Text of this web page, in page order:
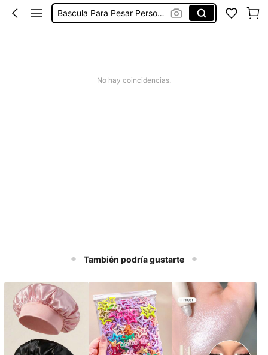
Bascula Para Pesar Persona
No hay coincidencias.
También podría gustarte